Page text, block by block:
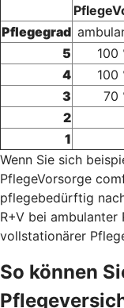
Pflegegrad
5
100
4
100
3
70
2
1
Wenn Sie sich
PflegeVorsorge
pflegebedürftig
R+V bei
vollstationärer
So können